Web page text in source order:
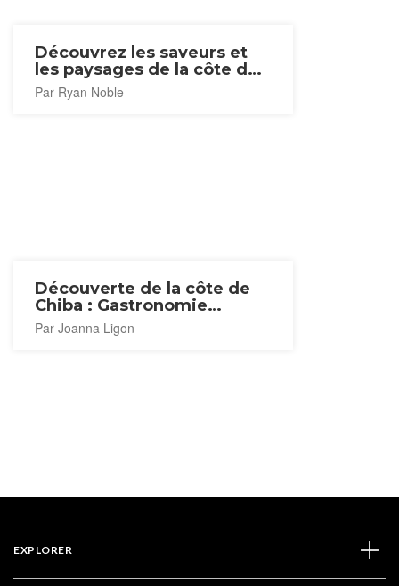
Découvrez les saveurs et
les paysages de la côte de
Miyako
Par Ryan Noble
Découverte de la côte de
Chiba : Gastronomie
maritime et paysages
côtiers
Par Joanna Ligon
EXPLORER